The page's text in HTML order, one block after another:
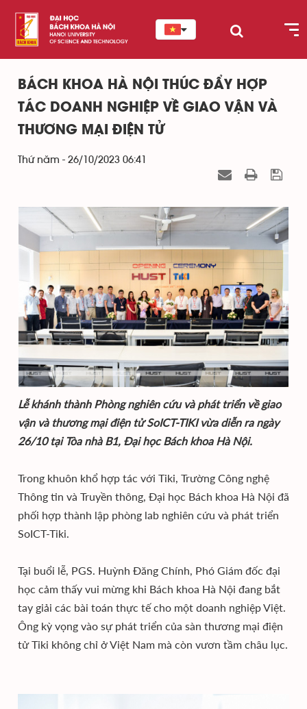
BÁCH KHOA HÀ NỘI THÚC ĐẨY HỢP
TÁC DOANH NGHIỆP VỀ GIAO VẬN VÀ
THƯƠNG MẠI ĐIỆN TỬ
Thứ năm - 26/10/2023 06:41
Lễ khánh thành Phòng nghiên cứu và phát triển về giao
vận và thương mại điện tử SoICT-TIKI vừa diễn ra ngày
26/10 tại Tòa nhà B1, Đại học Bách khoa Hà Nội.
Trong khuôn khổ hợp tác với Tiki, Trường Công nghệ
Thông tin và Truyền thông, Đại học Bách khoa Hà Nội đã
phối hợp thành lập phòng lab nghiên cứu và phát triển
SoICT-Tiki.
Tại buổi lễ, PGS. Huỳnh Đăng Chính, Phó Giám đốc đại
học cảm thấy vui mừng khi Bách khoa Hà Nội đang bắt
tay giải các bài toán thực tế cho một doanh nghiệp Việt.
Ông kỳ vọng vào sự phát triển của sàn thương mại điện
tử Tiki không chỉ ở Việt Nam mà còn vươn tầm châu lục.